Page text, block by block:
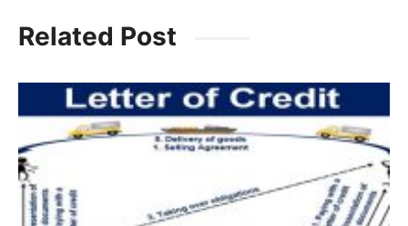
c
e
b
o
o
itt
er
ai
l
at
s
A
p
p
a
m
Related Post